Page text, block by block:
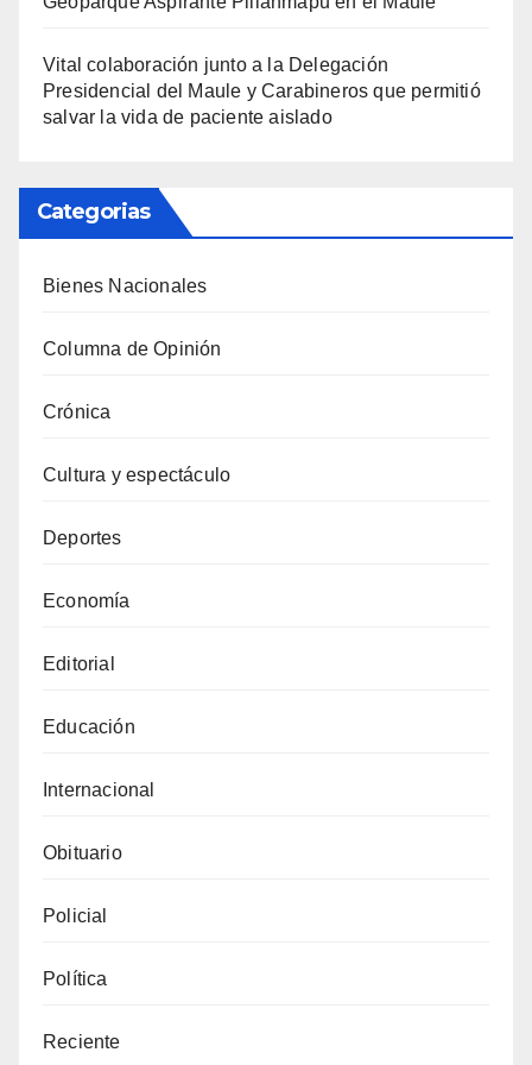
Vital colaboración junto a la Delegación
Presidencial del Maule y Carabineros que permitió
salvar la vida de paciente aislado
Categorias
Bienes Nacionales
Columna de Opinión
Crónica
Cultura y espectáculo
Deportes
Economía
Editorial
Educación
Internacional
Obituario
Policial
Política
Reciente